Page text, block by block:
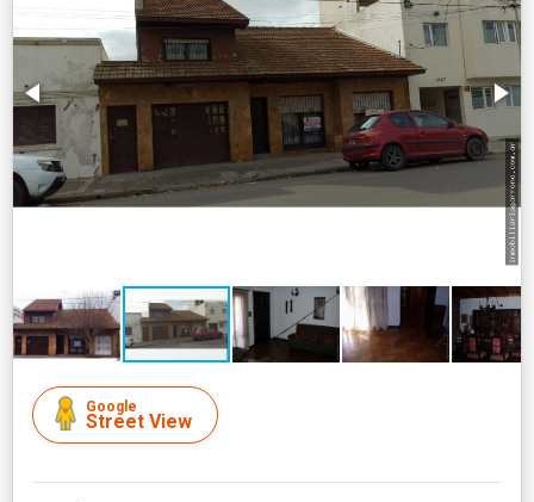
Google
Street View